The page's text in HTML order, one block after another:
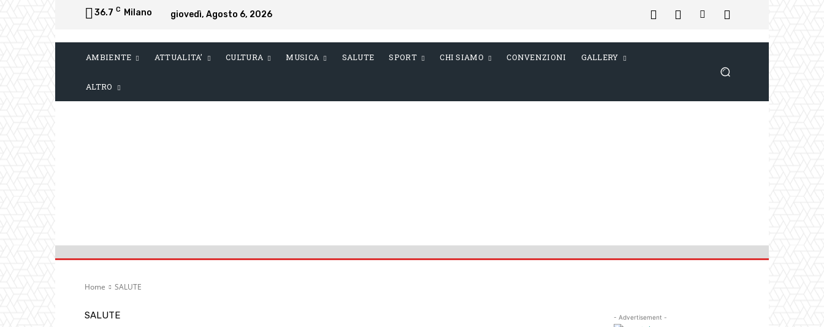
36.7 C Milano giovedì, Agosto 6, 2026
AMBIENTE ATTUALITA’ CULTURA MUSICA SALUTE SPORT CHI SIAMO CONVENZIONI GALLERY
ALTRO
Home SALUTE
SALUTE - Advertisement -